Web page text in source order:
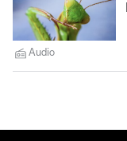
Audio